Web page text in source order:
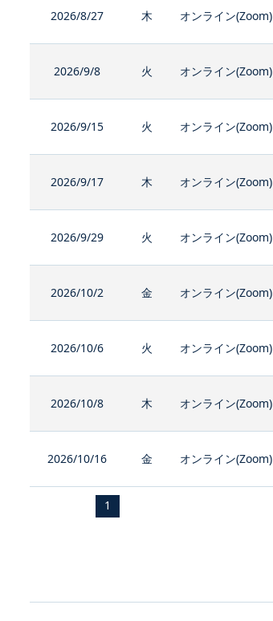
2026/8/27 木 オンライン(Zoom)
2026/9/8 火 オンライン(Zoom)
2026/9/15 火 オンライン(Zoom)
2026/9/17 木 オンライン(Zoom)
2026/9/29 火 オンライン(Zoom)
2026/10/2 金 オンライン(Zoom)
2026/10/6 火 オンライン(Zoom)
2026/10/8 木 オンライン(Zoom)
2026/10/16 金 オンライン(Zoom)
1